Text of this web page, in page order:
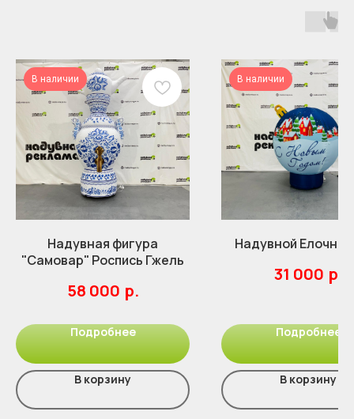
В наличии
Надувная фигура
"Самовар" Роспись Гжель
58 000 р.
Подробнее
В корзину
В наличии
Надувной
31 000 р.
Подробнее
В корзину